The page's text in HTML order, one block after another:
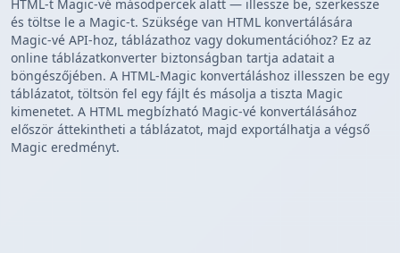
HTML-t Magic-vé másodpercek alatt — illessze be, szerkessze
és töltse le a Magic-t. Szüksége van HTML konvertálására
Magic-vé API-hoz, táblázathoz vagy dokumentációhoz? Ez az
online táblázatkonverter biztonságban tartja adatait a
böngészőjében. A HTML-Magic konvertáláshoz illesszen be egy
táblázatot, töltsön fel egy fájlt és másolja a tiszta Magic
kimenetet. A HTML megbízható Magic-vé konvertálásához
először áttekintheti a táblázatot, majd exportálhatja a végső
Magic eredményt.